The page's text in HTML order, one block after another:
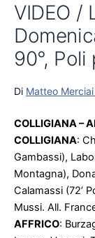
VIDEO /
90°,
Di Matteo Merciai
COLLIGIANA –
COLLIGIANA:
Gambassi),
Montagna),
Calamassi (72’
Mussi. All.
AFFRICO: